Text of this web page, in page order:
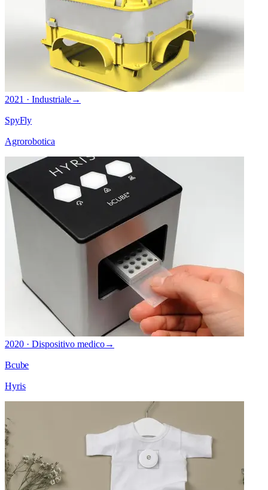
2021 · Industriale→
SpyFly
Agrorobotica
2020 · Dispositivo medico→
Bcube
Hyris